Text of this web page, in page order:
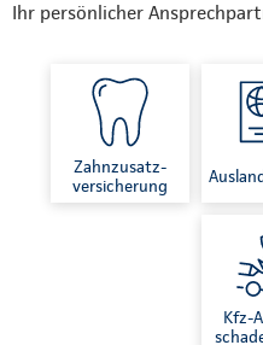
Ihr persönlicher
Zahnzusatz-
versicherung
Kfz-